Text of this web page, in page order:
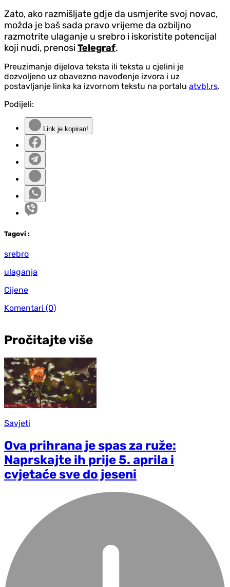
Zato, ako razmišljate gdje da usmjerite svoj novac,
možda je baš sada pravo vrijeme da ozbiljno
razmotrite ulaganje u srebro i iskoristite potencijal
koji nudi, prenosiTelegraf.
Preuzimanje dijelova teksta ili teksta u cjelini je
dozvoljeno uz obavezno navođenje izvora i uz
postavljanje linka ka izvornom tekstu na portalu atvbl.rs.
Podijeli:
Link je kopiran!
Tagovi :
srebro
ulaganja
Cijene
Komentari (0)
Pročitajte više
Savjeti
Ova prihrana je spas za ruže:
Naprskajte ih prije 5. aprila i
cvjetaće sve do jeseni